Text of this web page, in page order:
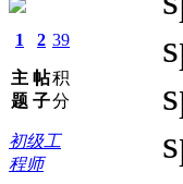
1
主
题
2
帖
子
39
积
分
初级工
程师